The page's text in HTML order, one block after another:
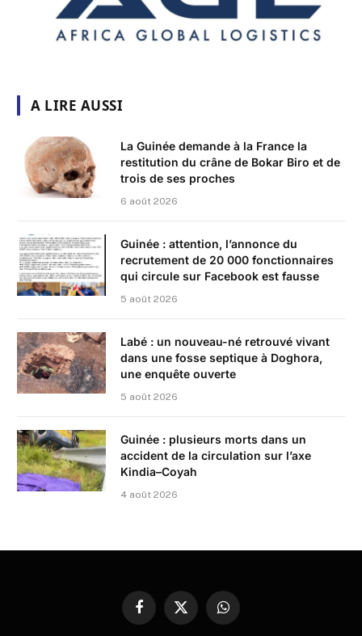
A LIRE AUSSI
La Guinée demande à la France la
restitution du crâne de Bokar Biro et de
trois de ses proches
6 août 2026
Guinée : attention, l’annonce du
recrutement de 20 000 fonctionnaires
qui circule sur Facebook est fausse
5 août 2026
Labé : un nouveau-né retrouvé vivant
dans une fosse septique à Doghora,
une enquête ouverte
5 août 2026
Guinée : plusieurs morts dans un
accident de la circulation sur l’axe
Kindia–Coyah
4 août 2026
FacebookX
(Twitter)
WhatsApp